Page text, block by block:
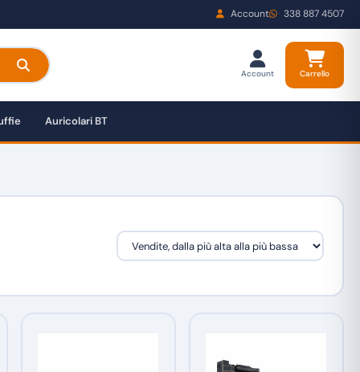
Account 338 887 4507
Account Carrello
Auricolari BT